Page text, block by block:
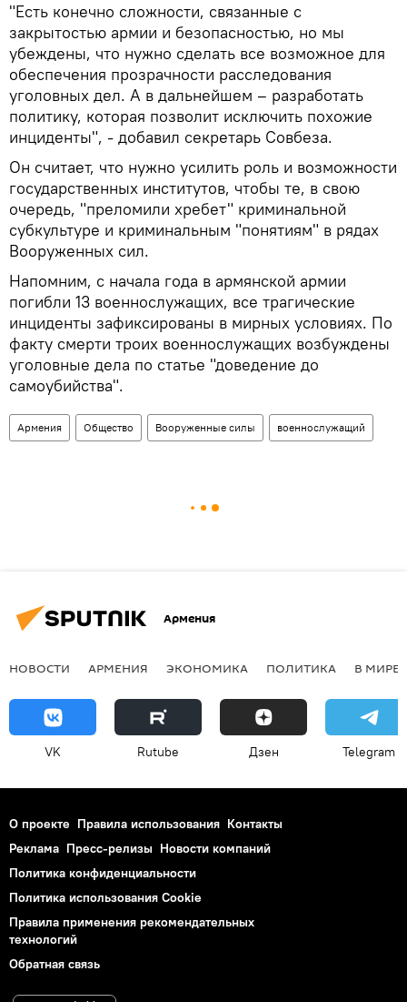
"Есть конечно сложности, связанные с
закрытостью армии и безопасностью, но мы
убеждены, что нужно сделать все возможное для
обеспечения прозрачности расследования
уголовных дел. А в дальнейшем – разработать
политику, которая позволит исключить похожие
инциденты", - добавил секретарь Совбеза.
Он считает, что нужно усилить роль и возможности
государственных институтов, чтобы те, в свою
очередь, "преломили хребет" криминальной
субкультуре и криминальным "понятиям" в рядах
Вооруженных сил.
Напомним, с начала года в армянской армии
погибли 13 военнослужащих, все трагические
инциденты зафиксированы в мирных условиях. По
факту смерти троих военнослужащих возбуждены
уголовные дела по статье "доведение до
самоубийства".
Армения Общество Вооруженные силы военнослужащий
Армения
НОВОСТИ АРМЕНИЯ ЭКОНОМИКА ПОЛИТИКА В МИРЕ
VK Rutube Дзен Telegram
О проекте Правила использования Контакты
Реклама Пресс-релизы Новости компаний
Политика конфиденциальности
Политика использования Cookie
Правила применения рекомендательных
технологий
Обратная связь